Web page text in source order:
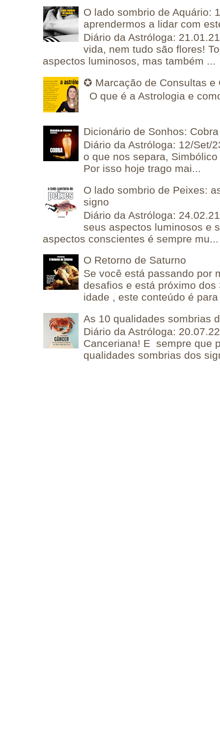
O lado sombrio de Aquário:
aprendermos a lidar com
Diário da Astróloga:
vida, nem tudo são flores!
aspectos luminosos, mas também ...
✪ Marcação de Consultas e
O que é a Astrologia e
Dicionário de Sonhos: Cobra
Diário da Astróloga: 12/Set/
o que nos separa,
Por isso hoje trago mai...
O lado sombrio de Peixes:
signo
Diário da Astróloga:
seus aspectos luminosos e
aspectos conscientes é sempre mu...
O Retorno de Saturno
Se você está passando por
desafios e está próximo
idade , este conteúdo é
As 10 qualidades sombrias
Diário da Astróloga:
Canceriana! E sempre que
qualidades sombrias dos